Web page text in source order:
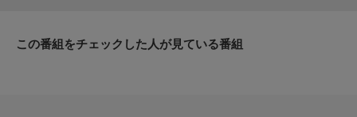
この番組をチェックした人が見ている番組